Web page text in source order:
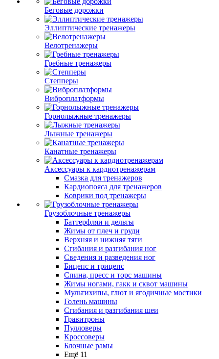
Беговые дорожки
Эллиптические тренажеры
Велотренажеры
Гребные тренажеры
Степперы
Виброплатформы
Горнолыжные тренажеры
Лыжные тренажеры
Канатные тренажеры
Аксессуары к кардиотренажерам
Смазка для тренажеров
Кардиопояса для тренажеров
Коврики под тренажеры
Грузоблочные тренажеры
Баттерфляи и дельты
Жимы от плеч и груди
Верхняя и нижняя тяги
Сгибания и разгибания ног
Сведения и разведения ног
Бицепс и трицепс
Спина, пресс и торс машины
Жимы ногами, гакк и сквот машины
Мультихипы, глют и ягодичные мостики
Голень машины
Сгибания и разгибания шеи
Гравитроны
Пулловеры
Кроссоверы
Блочные рамы
Ещё 11